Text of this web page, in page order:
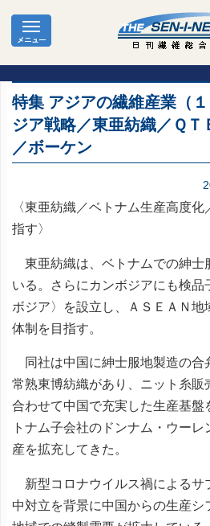
特集 アジアの繊維産業（
ジア戦略／東亜紡織／Ｑ
／ボーケン
〈東亜紡織／ベトナム生産高度
指す〉
東亜紡織は、ベトナムでの紳士
いる。さらにカンボジアにも検
ボジア〉を設立し、ＡＳＥＡＮ
体制を目指す。
同社は中国に紳士服地製造の合
常熟東博紡織があり、ニット糸販
合わせて中国で充実した生産基盤
トナム子会社のドンナム・ウー
産を拡充してきた。
新型コロナウイルス禍による
中対立を背景に中国からの生産シ